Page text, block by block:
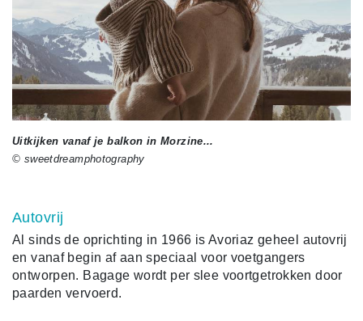
Uitkijken vanaf je balkon in Morzine...
© sweetdreamphotography
Autovrij
Al sinds de oprichting in 1966 is Avoriaz geheel autovrij
en vanaf begin af aan speciaal voor voetgangers
ontworpen. Bagage wordt per slee voortgetrokken door
paarden vervoerd.